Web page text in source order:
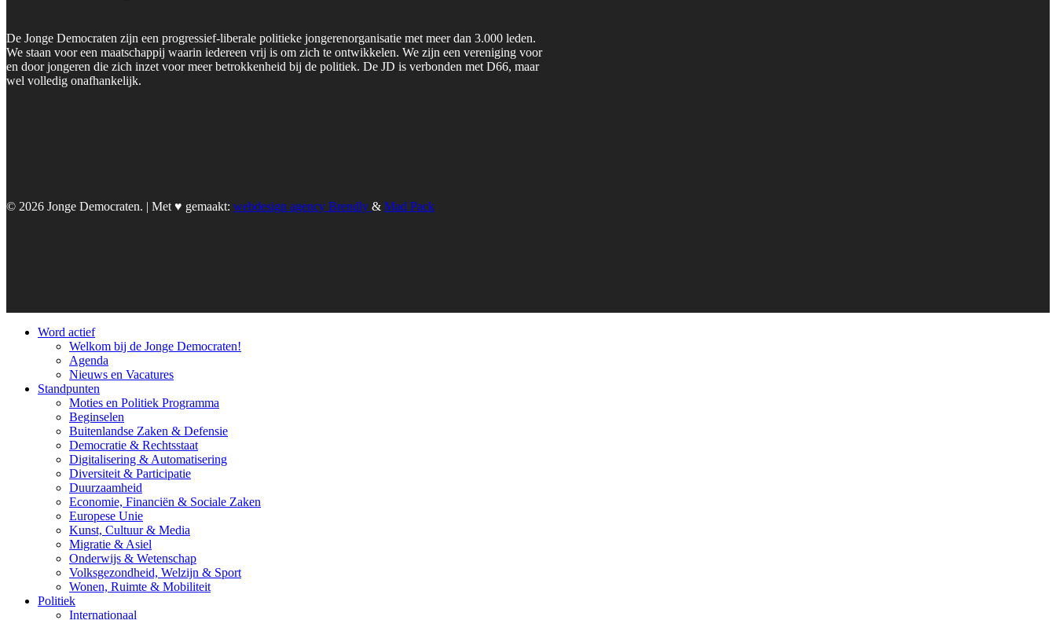
De Jonge Democraten zijn een progressief-liberale politieke jongerenorganisatie met meer dan 3.000 leden.
We staan voor een maatschappij waarin iedereen vrij is om zich te ontwikkelen. We zijn een vereniging voor
en door jongeren die zich inzet voor meer betrokkenheid bij de politiek. De JD is verbonden met D66, maar
wel volledig onafhankelijk.
© 2026 Jonge Democraten. | Met ♥︎ gemaakt: webdesign agency Brendly & Mad Pack
Word actief
Welkom bij de Jonge Democraten!
Agenda
Nieuws en Vacatures
Standpunten
Moties en Politiek Programma
Beginselen
Buitenlandse Zaken & Defensie
Democratie & Rechtsstaat
Digitalisering & Automatisering
Diversiteit & Participatie
Duurzaamheid
Economie, Financiën & Sociale Zaken
Europese Unie
Kunst, Cultuur & Media
Migratie & Asiel
Onderwijs & Wetenschap
Volksgezondheid, Welzijn & Sport
Wonen, Ruimte & Mobiliteit
Politiek
Internationaal